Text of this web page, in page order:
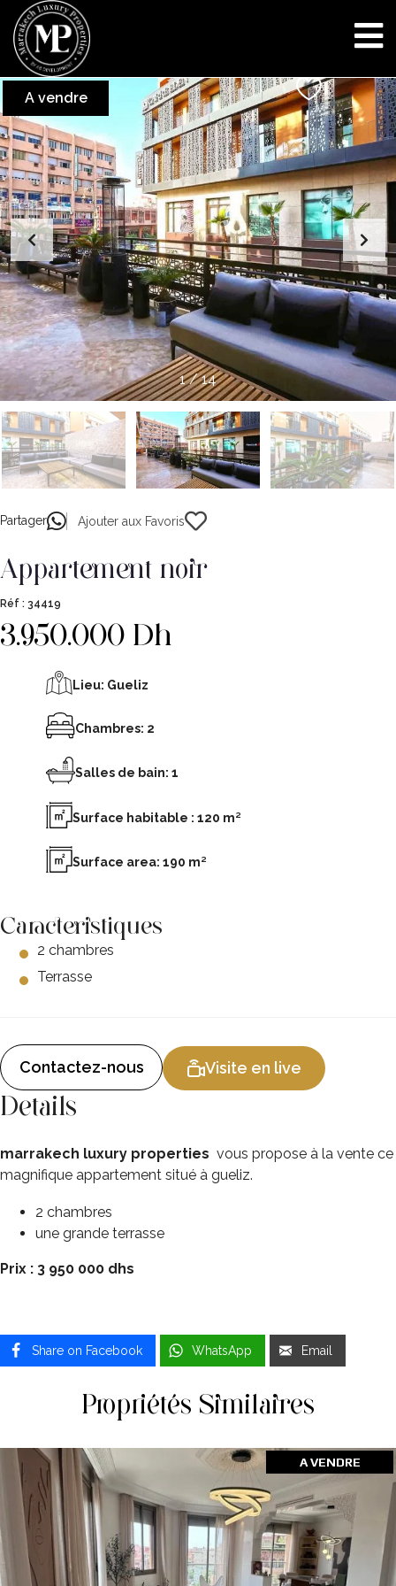
A vendre
1/14
Ajouter aux Favoris
Partager
appartement noir
Réf : 34419
3.950.000 Dh
Lieu: Gueliz
Chambres: 2
Salles de bain: 1
Surface habitable : 120 m²
Surface area: 190 m²
Caracteristiques
2 chambres
Terrasse
Contactez-nous Visite en live
Details
marrakech luxury properties vous propose à la vente ce
magnifique appartement situé à gueliz.
2 chambres
une grande terrasse
Prix : 3 950 000 dhs
Share on Facebook WhatsApp Email
Propriétés Similaires
A VENDRE